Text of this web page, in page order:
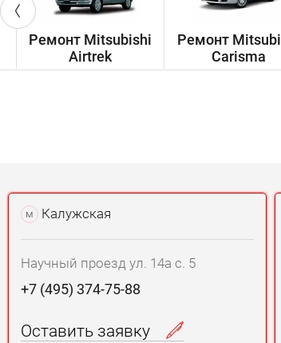
Ремонт Mitsubishi
Airtrek
Ремонт
Carisma
м Калужская
Научный проезд ул. 14а с. 5
+7 (495) 374-75-88
Оставить заявку